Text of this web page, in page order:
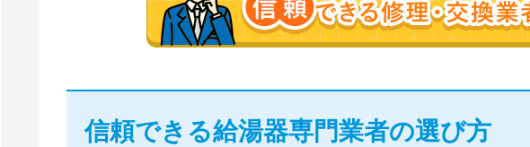
信頼できる給湯器専門業者の選び方